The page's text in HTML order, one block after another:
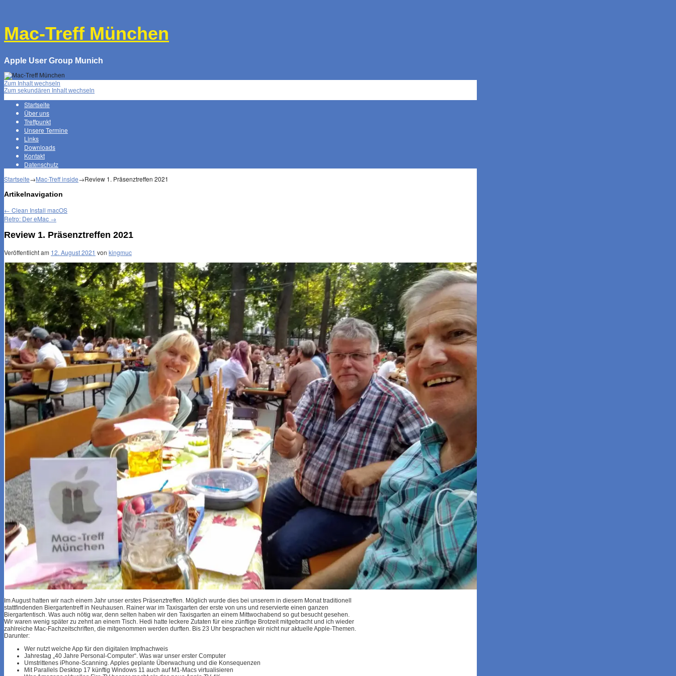
Mac-Treff München
Apple User Group Munich
Zum Inhalt wechseln
Zum sekundären Inhalt wechseln
Startseite
Über uns
Treffpunkt
Unsere Termine
Links
Downloads
Kontakt
Datenschutz
Startseite→Mac-Treff inside→Review 1. Präsenztreffen 2021
Artikelnavigation
← Clean Install macOS
Retro: Der eMac →
Review 1. Präsenztreffen 2021
Veröffentlicht am 12. August 2021 von kingmuc
Im August hatten wir nach einem Jahr unser erstes Präsenztreffen. Möglich wurde dies bei unserem in diesem Monat traditionell
stattfindenden Biergartentreff in Neuhausen. Rainer war im Taxisgarten der erste von uns und reservierte einen ganzen
Biergartentisch. Was auch nötig war, denn selten haben wir den Taxisgarten an einem Mittwochabend so gut besucht gesehen.
Wir waren wenig später zu zehnt an einem Tisch. Hedi hatte leckere Zutaten für eine zünftige Brotzeit mitgebracht und ich wieder
zahlreiche Mac-Fachzeitschriften, die mitgenommen werden durften. Bis 23 Uhr besprachen wir nicht nur aktuelle Apple-Themen.
Darunter:
Wer nutzt welche App für den digitalen Impfnachweis
Jahrestag „40 Jahre Personal-Computer“. Was war unser erster Computer
Umstrittenes iPhone-Scanning. Apples geplante Überwachung und die Konsequenzen
Mit Parallels Desktop 17 künftig Windows 11 auch auf M1-Macs virtualisieren